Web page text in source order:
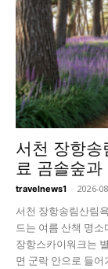
서천 장항
료 곰솔숲과
travelnews1 - 2026-
서천 장항송림산림
드는 여름 산책 명
장항스카이워크는
면 군락 안으로 들